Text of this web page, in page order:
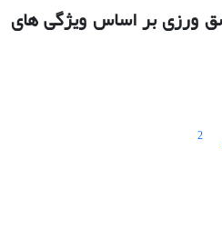
ورزی بر اساس ویژگی های
2